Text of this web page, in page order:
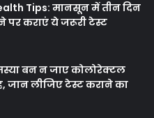
Tips: मानसून में तीन दिन
पर कराएं ये जरूरी टेस्ट
बन न जाए कोलोरेक्टल
जान लीजिए टेस्ट कराने का